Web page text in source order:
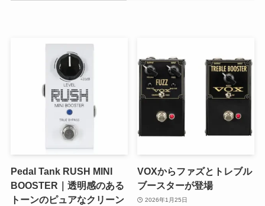
Pedal Tank RUSH MINI
BOOSTER｜透明感のある
トーンのピュアなクリーン
VOXからファズとトレブル
ブースターが登場
2026年1月25日